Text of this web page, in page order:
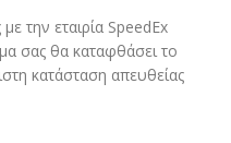
την εταιρία SpeedEx
σας θα καταφθάσει το
κατάσταση απευθείας